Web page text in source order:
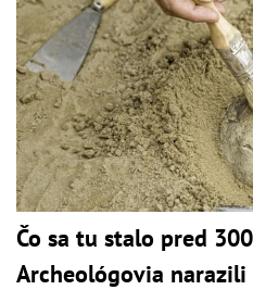
Čo sa tu stalo pred
Archeológovia narazili